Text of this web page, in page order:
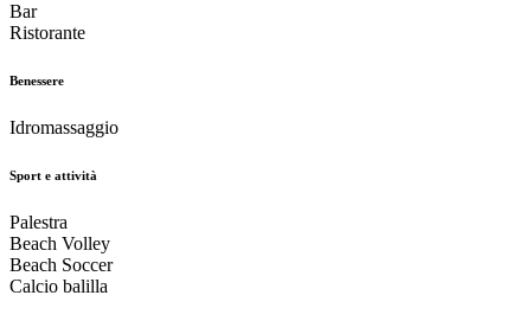
Bar
Ristorante
Benessere
Idromassaggio
Sport e attività
Palestra
Beach Volley
Beach Soccer
Calcio balilla